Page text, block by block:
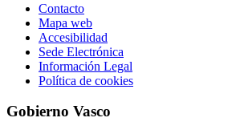
Contacto
Mapa web
Accesibilidad
Sede Electrónica
Información Legal
Política de cookies
Gobierno Vasco